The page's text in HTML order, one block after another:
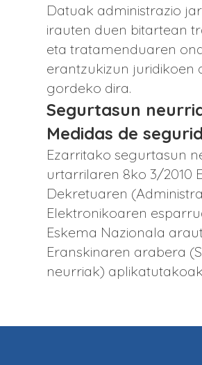
Datuak administrazio
irauten duen bitartean
eta tratamenduaren
erantzukizun juridikoen
gordeko dira.
Segurtasun
Medidas de
Ezarritako segurtasun
urtarrilaren 8ko 3/2010
Dekretuaren
Elektronikoaren
Eskema Nazionala
Eranskinaren arabera
neurriak)